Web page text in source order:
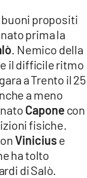
propositi
prima la
. Nemico della
il difficile ritmo
a Trento il 25
a meno
Capone con
fisiche.
Vinicius e
ha tolto
di Salò.